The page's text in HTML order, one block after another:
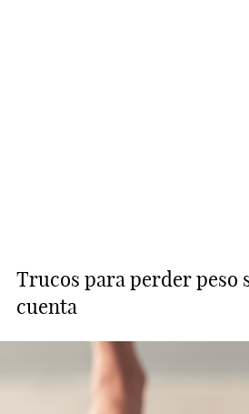
Trucos para perder peso
cuenta